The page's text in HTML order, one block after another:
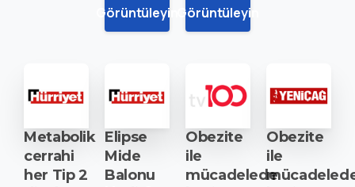
Görüntüleyin
Görüntüleyin
Metabolik
cerrahi
her Tip 2
Elipse
Mide
Balonu
Obezite
ile
mücadelede
Obezite
ile